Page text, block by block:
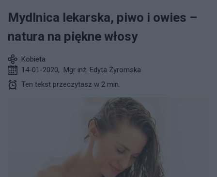
Mydlnica lekarska, piwo i owies –
natura na piękne włosy
Kobieta
14-01-2020, Mgr inż. Edyta Żyromska
Ten tekst przeczytasz w 2 min.